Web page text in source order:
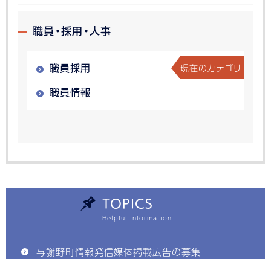
職員・採用・人事
職員採用 現在のカテゴリ
職員情報
TOPICS
与謝野町情報発信媒体掲載広告の募集